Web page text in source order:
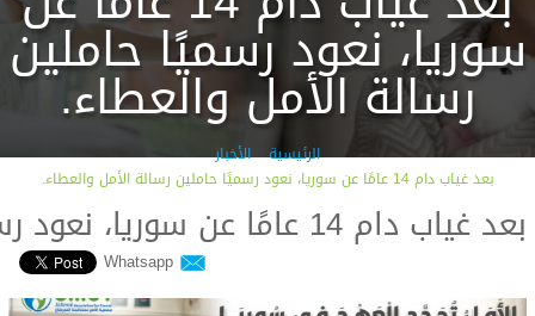
سوريا، نعود رسميًا حاملين
رسالة الأمل والعطاء.
الرئيسية
الأخبار
بعد غياب دام 14 عامًا عن سوريا، نعود رسميًا حاملين رسالة الأمل والعطاء.
بعد غياب دام 14 عامًا عن سوريا، نعود رسميًا حاملين رسالة...
Whatsapp